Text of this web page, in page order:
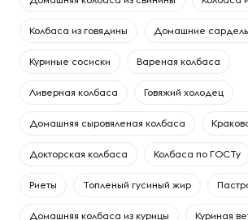
Колбаса из говядины Домашние
Куриные сосиски Вареная колбаса
Ливерная колбаса Говяжий холодец
Домашняя сыровяленая колбаса
Докторская колбаса Колбаса по ГОСТу
Риеты Топленый гусиный жир
Домашняя колбаса из курицы Куриная